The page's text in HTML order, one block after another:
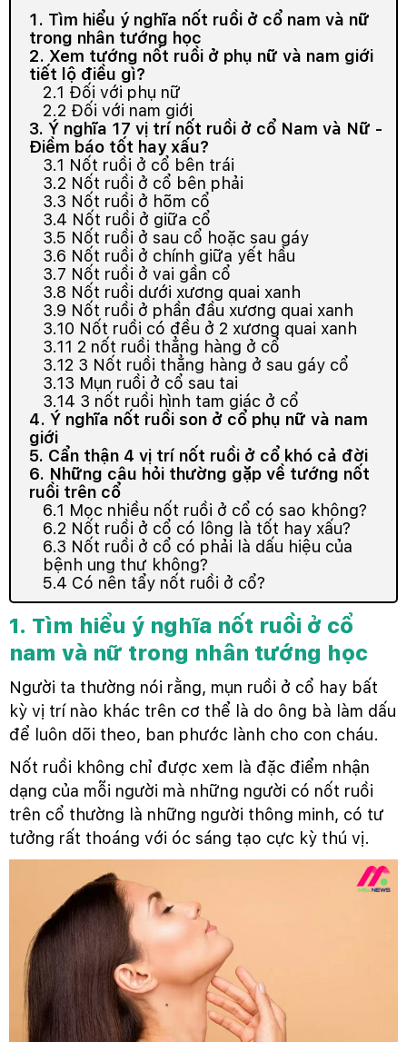
1. Tìm hiểu ý nghĩa nốt ruồi ở cổ nam và nữ
trong nhân tướng học
2. Xem tướng nốt ruồi ở phụ nữ và nam giới
tiết lộ điều gì?
2.1 Đối với phụ nữ
2.2 Đối với nam giới
3. Ý nghĩa 17 vị trí nốt ruồi ở cổ Nam và Nữ -
Điềm báo tốt hay xấu?
3.1 Nốt ruồi ở cổ bên trái
3.2 Nốt ruồi ở cổ bên phải
3.3 Nốt ruồi ở hõm cổ
3.4 Nốt ruồi ở giữa cổ
3.5 Nốt ruồi ở sau cổ hoặc sau gáy
3.6 Nốt ruồi ở chính giữa yết hầu
3.7 Nốt ruồi ở vai gần cổ
3.8 Nốt ruồi dưới xương quai xanh
3.9 Nốt ruồi ở phần đầu xương quai xanh
3.10 Nốt ruồi có đều ở 2 xương quai xanh
3.11 2 nốt ruồi thẳng hàng ở cổ
3.12 3 Nốt ruồi thẳng hàng ở sau gáy cổ
3.13 Mụn ruồi ở cổ sau tai
3.14 3 nốt ruồi hình tam giác ở cổ
4. Ý nghĩa nốt ruồi son ở cổ phụ nữ và nam
giới
5. Cẩn thận 4 vị trí nốt ruồi ở cổ khó cả đời
6. Những câu hỏi thường gặp về tướng nốt
ruồi trên cổ
6.1 Mọc nhiều nốt ruồi ở cổ có sao không?
6.2 Nốt ruồi ở cổ có lông là tốt hay xấu?
6.3 Nốt ruồi ở cổ có phải là dấu hiệu của
bệnh ung thư không?
5.4 Có nên tẩy nốt ruồi ở cổ?
1. Tìm hiểu ý nghĩa nốt ruồi ở cổ
nam và nữ trong nhân tướng học
Người ta thường nói rằng, mụn ruồi ở cổ hay bất
kỳ vị trí nào khác trên cơ thể là do ông bà làm dấu
để luôn dõi theo, ban phước lành cho con cháu.
Nốt ruồi không chỉ được xem là đặc điểm nhận
dạng của mỗi người mà những người có nốt ruồi
trên cổ thường là những người thông minh, có tư
tưởng rất thoáng với óc sáng tạo cực kỳ thú vị.